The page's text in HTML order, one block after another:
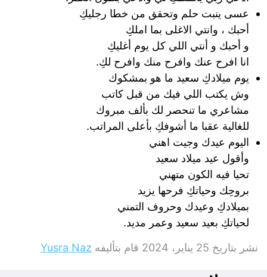
عسى ينبت حلم وتحقق من خطا رجليكِ
أحبك ، وانتي الاغلى بما املكِ
و أحبك و أنتي اللي كل يوم أغليكِ
انا افرح عنك وافرح منك وافرح لكِ.
يوم ميلادكِ سعيد ما هو بمشكوك
وش يكتب اللي فيك من قبل كاتب
مشاعري ما تنحصر لك بألف مبروك
للغالية عقبا ما أشوفكِ بأعلى المراتب.
اليوم عيدك وجيت اهني
وأقول عيد ميلاد سعيد
تحيا فيه الكون متهني
بروحِك وحياتكِ فرحها يزيد
بميلادكِ وعيدك وحروف التمني
لحياتكِ بعيد سعيد وعمر مديد.
نشر بتاريخ 25 يناير، 2024 قام بتأليفه Yusra Naz